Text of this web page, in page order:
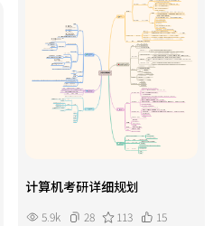
计算机考研详细规划
5.9k 28 113
15